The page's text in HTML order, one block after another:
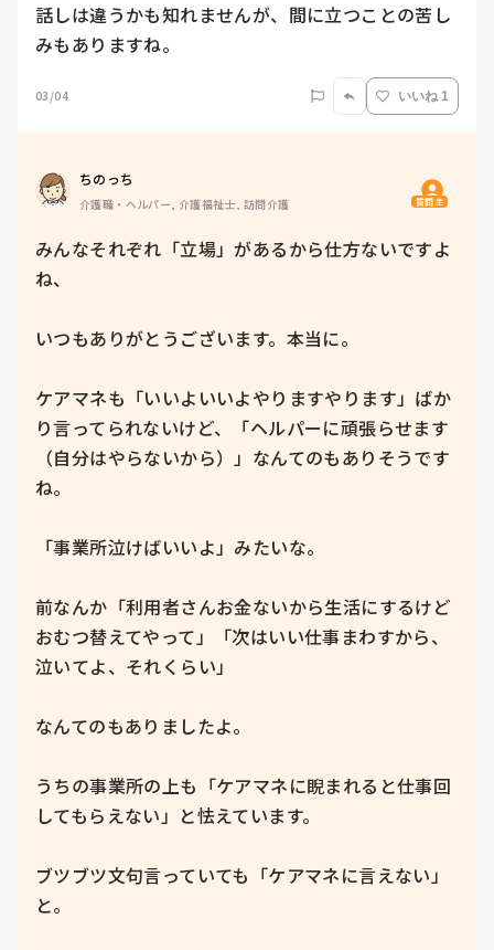
話しは違うかも知れませんが、間に立つことの苦し
みもありますね。
03/04 いいね 1
ちのっち
介護職・ヘルパー, 介護福祉士, 訪問介護 質問主
みんなそれぞれ「立場」があるから仕方ないですよ
ね、
いつもありがとうございます。本当に。
ケアマネも「いいよいいよやりますやります」ばか
り言ってられないけど、「ヘルパーに頑張らせます
（自分はやらないから）」なんてのもありそうです
ね。
「事業所泣けばいいよ」みたいな。
前なんか「利用者さんお金ないから生活にするけど
おむつ替えてやって」「次はいい仕事まわすから、
泣いてよ、それくらい」
なんてのもありましたよ。
うちの事業所の上も「ケアマネに睨まれると仕事回
してもらえない」と怯えています。
ブツブツ文句言っていても「ケアマネに言えない」
と。